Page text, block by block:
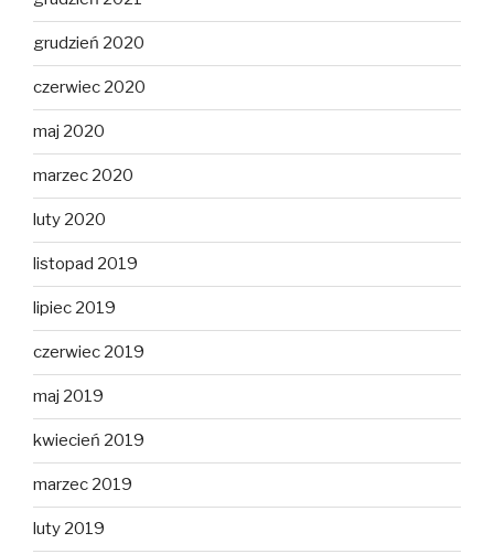
grudzień 2020
czerwiec 2020
maj 2020
marzec 2020
luty 2020
listopad 2019
lipiec 2019
czerwiec 2019
maj 2019
kwiecień 2019
marzec 2019
luty 2019